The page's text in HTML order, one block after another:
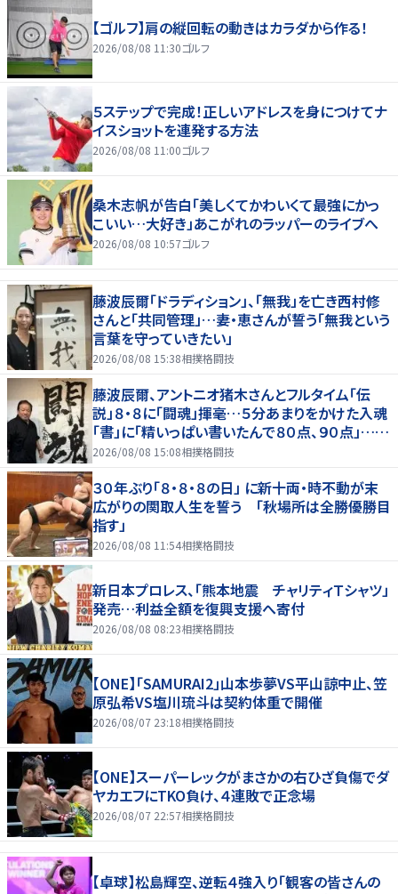
【ゴルフ】肩の縦回転の動きはカラダから作る！
2026/08/08 11:30ゴルフ
５ステップで完成！正しいアドレスを身につけてナ
イスショットを連発する方法
2026/08/08 11:00ゴルフ
桑木志帆が告白「美しくてかわいくて最強にかっ
こいい…大好き」あこがれのラッパーのライブへ
2026/08/08 10:57ゴルフ
藤波辰爾「ドラディション」、「無我」を亡き西村修
さんと「共同管理」…妻・恵さんが誓う「無我という
言葉を守っていきたい」
2026/08/08 15:38相撲格闘技
藤波辰爾、アントニオ猪木さんとフルタイム「伝
説」８・８に「闘魂」揮毫…５分あまりをかけた入魂
「書」に「精いっぱい書いたんで８０点、９０点」…
「人間・藤波辰爾展」開催
2026/08/08 15:08相撲格闘技
３０年ぶり「８・８・８の日」 に新十両・時不動が末
広がりの関取人生を誓う 「秋場所は全勝優勝目
指す」
2026/08/08 11:54相撲格闘技
新日本プロレス、「熊本地震 チャリティＴシャツ」
発売…利益全額を復興支援へ寄付
2026/08/08 08:23相撲格闘技
【ONE】「SAMURAI2」山本歩夢VS平山諒中止、笠
原弘希VS塩川琉斗は契約体重で開催
2026/08/07 23:18相撲格闘技
【ONE】スーパーレックがまさかの右ひざ負傷でダ
ヤカエフにTKO負け、４連敗で正念場
2026/08/07 22:57相撲格闘技
【卓球】松島輝空、逆転４強入り「観客の皆さんの